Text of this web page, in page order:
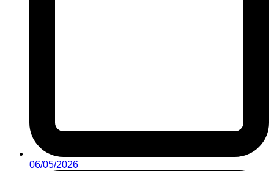
06/05/2026